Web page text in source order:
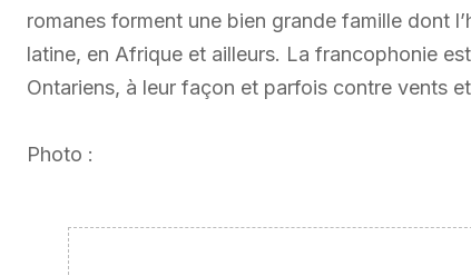
romanes forment une bien grande famille dont
latine, en Afrique et ailleurs. La francophonie
Ontariens, à leur façon et parfois contre vents
Photo :